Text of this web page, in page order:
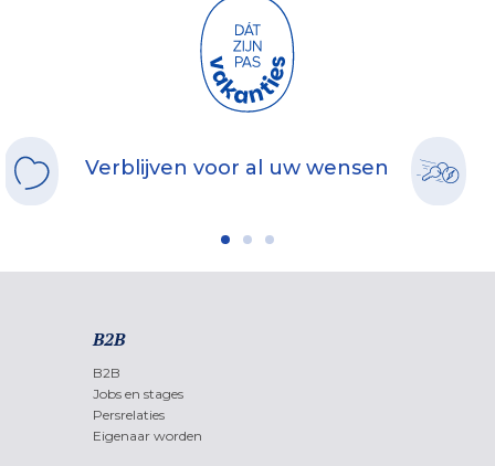
Verblijven voor al uw wensen
B2B
B2B
Jobs en stages
Persrelaties
Eigenaar worden